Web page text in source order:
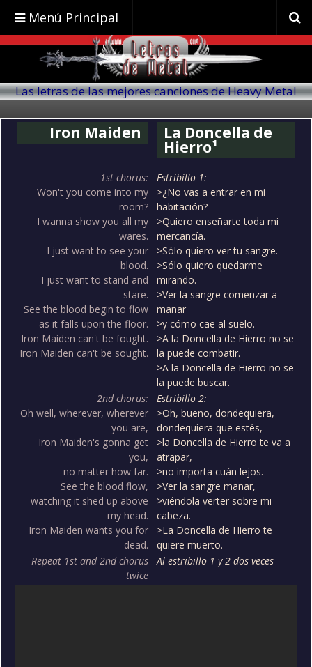
Menú Principal
Las letras de las mejores canciones de Heavy Metal
Iron Maiden La Doncella de
Hierro¹
1st chorus:
Won't you come into my
room?
I wanna show you all my
wares.
I just want to see your
blood.
I just want to stand and
stare.
See the blood begin to flow
as it falls upon the floor.
Iron Maiden can't be fought.
Iron Maiden can't be sought.
Estribillo 1:
>¿No vas a entrar en mi
habitación?
>Quiero enseñarte toda mi
mercancía.
>Sólo quiero ver tu sangre.
>Sólo quiero quedarme
mirando.
>Ver la sangre comenzar a
manar
>y cómo cae al suelo.
>A la Doncella de Hierro no se
la puede combatir.
>A la Doncella de Hierro no se
la puede buscar.
2nd chorus:
Oh well, wherever, wherever
you are,
Iron Maiden's gonna get
you,
no matter how far.
See the blood flow,
watching it shed up above
my head.
Iron Maiden wants you for
dead.
Estribillo 2:
>Oh, bueno, dondequiera,
dondequiera que estés,
>la Doncella de Hierro te va a
atrapar,
>no importa cuán lejos.
>Ver la sangre manar,
>viéndola verter sobre mi
cabeza.
>La Doncella de Hierro te
quiere muerto.
Repeat 1st and 2nd chorus
twice
Al estribillo 1 y 2 dos veces